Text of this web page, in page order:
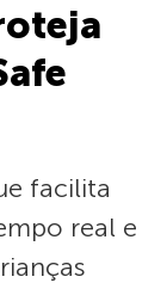
facilita
real e